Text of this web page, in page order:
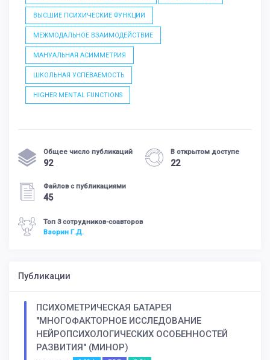
ВЫСШИЕ ПСИХИЧЕСКИЕ ФУНКЦИИ
МЕЖМОДАЛЬНОЕ ВЗАИМОДЕЙСТВИЕ
МАНУАЛЬНАЯ АСИММЕТРИЯ
ШКОЛЬНАЯ УСПЕВАЕМОСТЬ
HIGHER MENTAL FUNCTIONS
Общее число публикаций
92
В открытом доступе
22
Файлов с публикациями
45
Топ 3 сотрудников-соавторов
Взорин Г.Д.
Публикации
ПСИХОМЕТРИЧЕСКАЯ БАТАРЕЯ
"МНОГОФАКТОРНОЕ ИССЛЕДОВАНИЕ
НЕЙРОПСИХОЛОГИЧЕСКИХ ОСОБЕННОСТЕЙ
РАЗВИТИЯ" (МИНОР)